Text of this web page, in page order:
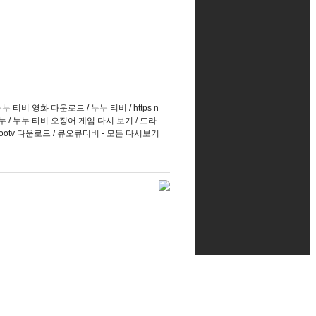
티비 영화 다운로드 / 누누 티비 / https n
/ 누누 티비 오징어 게임 다시 보기 / 드라
다운로드 / 큐오큐티비 - 모든 다시보기